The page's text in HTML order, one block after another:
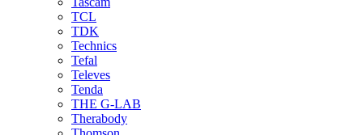
TCL
TDK
Technics
Tefal
Televes
Tenda
THE G-LAB
Therabody